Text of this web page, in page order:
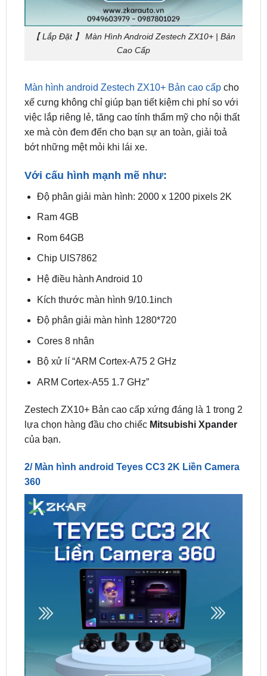
【 Lắp Đặt 】 Màn Hình Android Zestech ZX10+ | Bản
Cao Cấp
Màn hình android Zestech ZX10+ Bản cao cấp
việc lắp riêng lẻ, tăng cao tính thẩm mỹ cho nội thất
xe mà còn đem đến cho bạn sự an toàn, giải toả
bớt những mệt mỏi khi lái xe.
Với cấu hình mạnh mẽ như:
Zestech ZX10+ Bản cao cấp xứng đáng là 1 trong 2
của bạn.
2/ Màn hình android Teyes CC3 2K Liền Camera